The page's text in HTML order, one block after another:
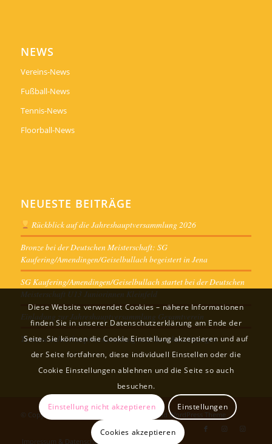
NEWS
Vereins-News
Fußball-News
Tennis-News
Floorball-News
NEUESTE BEITRÄGE
Rückblick auf die Jahreshauptversammlung 2026
Bronze bei der Deutschen Meisterschaft: SG
Kaufering/Amendingen/Geiselbullach begeistert in Jena
SG Kaufering/Amendingen/Geiselbullach startet bei der Deutschen
Meisterschaft U13 Juniorinnen Kleinfeld
Einladung zur Jahreshauptversammlung Gesamtverein
Termine Jahreshauptversammlung und Ausschusssitzungen
© Copyright - powered by Enfold WordPress Theme
Impressum & Datenschutz
Diese Website verwendet Cookies – nähere Informationen
finden Sie in unserer Datenschutzerklärung am Ende der
Seite. Sie können die Cookie Einstellung akzeptieren und auf
der Seite fortfahren, diese individuell Einstellen oder die
Cookie Einstellungen ablehnen und die Seite so auch
besuchen.
Einstellung nicht akzeptieren Einstellungen
Cookies akzeptieren